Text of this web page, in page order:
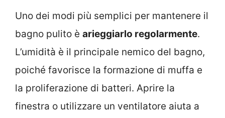
Uno dei modi più semplici per mantenere il
bagno pulito è arieggiarlo regolarmente.
L’umidità è il principale nemico del bagno,
poiché favorisce la formazione di muffa e
la proliferazione di batteri. Aprire la
finestra o utilizzare un ventilatore aiuta a